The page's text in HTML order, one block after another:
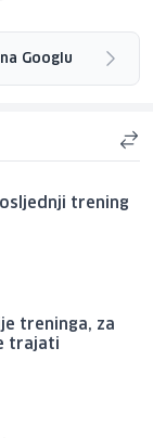
Googlu
trening
treninga, za
trajati